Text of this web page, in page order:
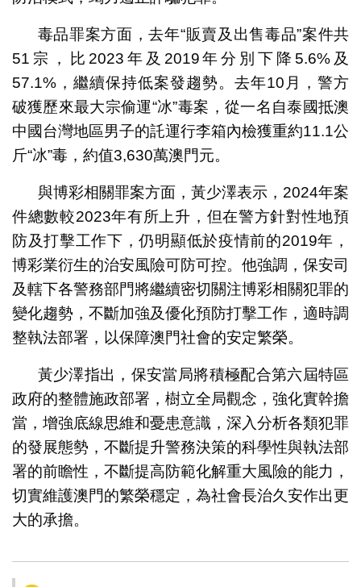
毒品罪案方面，去年“販賣及出售毒品”案件共
51宗，比2023年及2019年分別下降5.6%及
57.1%，繼續保持低案發趨勢。去年10月，警方
破獲歷來最大宗偷運“冰”毒案，從一名自泰國抵澳
中國台灣地區男子的託運行李箱內檢獲重約11.1公
斤“冰”毒，約值3,630萬澳門元。
與博彩相關罪案方面，黃少澤表示，2024年案
件總數較2023年有所上升，但在警方針對性地預
防及打擊工作下，仍明顯低於疫情前的2019年，
博彩業衍生的治安風險可防可控。他強調，保安司
及轄下各警務部門將繼續密切關注博彩相關犯罪的
變化趨勢，不斷加強及優化預防打擊工作，適時調
整執法部署，以保障澳門社會的安定繁榮。
黃少澤指出，保安當局將積極配合第六屆特區
政府的整體施政部署，樹立全局觀念，強化實幹擔
當，增強底線思維和憂患意識，深入分析各類犯罪
的發展態勢，不斷提升警務決策的科學性與執法部
署的前瞻性，不斷提高防範化解重大風險的能力，
切實維護澳門的繁榮穩定，為社會長治久安作出更
大的承擔。